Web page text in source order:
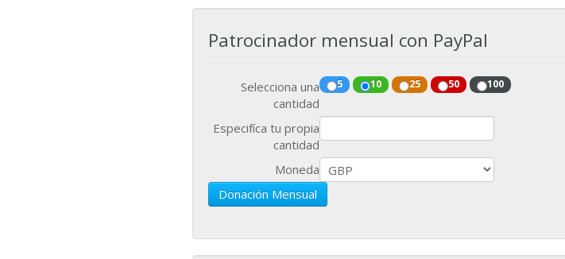
Patrocinador mensual con PayPal
Selecciona una
cantidad
5 10 25 50 100
Especifíca tu propia
cantidad
Moneda
Donación Mensual